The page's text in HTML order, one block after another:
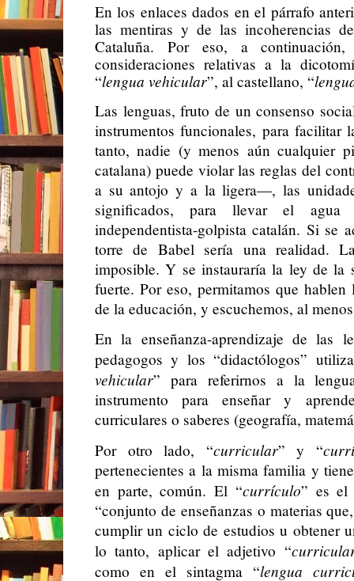
En los enlaces dados en el párrafo
las mentiras y de las incoherencias
Cataluña. Por eso, a
consideraciones relativas a la
“lengua vehicular”, al castellano, “
Las lenguas, fruto de un consenso
instrumentos funcionales, para facilitar
tanto, nadie (y menos aún cualquier
catalana) puede violar las reglas del
a su antojo y a la ligera—, las
significados, para llevar el agua
independentista-golpista catalán. Si se
torre de Babel sería una realidad.
imposible. Y se instauraría la ley de la
fuerte. Por eso, permitamos que
de la educación, y escuchemos, al
En la enseñanza-aprendizaje de las
pedagogos y los “didactólogos”
vehicular” para referirnos a la
instrumento para enseñar y
curriculares o saberes (geografía,
Por otro lado, “curricular” y “
pertenecientes a la misma familia y
en parte, común. El “currículo” es el
“conjunto de enseñanzas o materias
cumplir un ciclo de estudios u obtener
lo tanto, aplicar el adjetivo “
como en el sintagma “lengua